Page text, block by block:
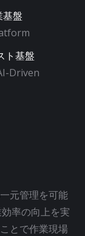
盤
ト基盤
Driven
元管理を可能
率の向上を実
とで作業現場